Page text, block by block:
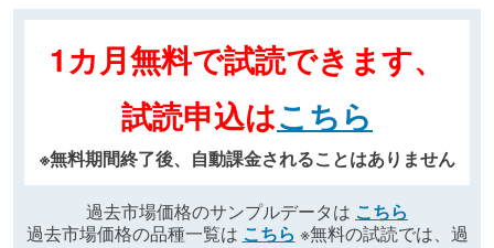
1カ月無料で試読できます、
試読申込はこちら
※無料期間終了後、自動課金されることはありません
過去市場価格のサンプルデータは こちら
過去市場価格の品種一覧は こちら ※無料の試読では、過